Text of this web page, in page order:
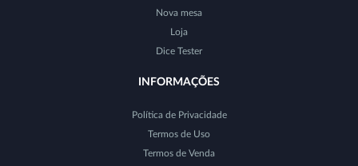
Nova mesa
Loja
Dice Tester
INFORMAÇÕES
Política de Privacidade
Termos de Uso
Termos de Venda